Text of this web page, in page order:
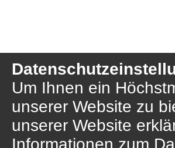
Um Ihnen ein
unserer Website zu
unserer Website
Informationen zum